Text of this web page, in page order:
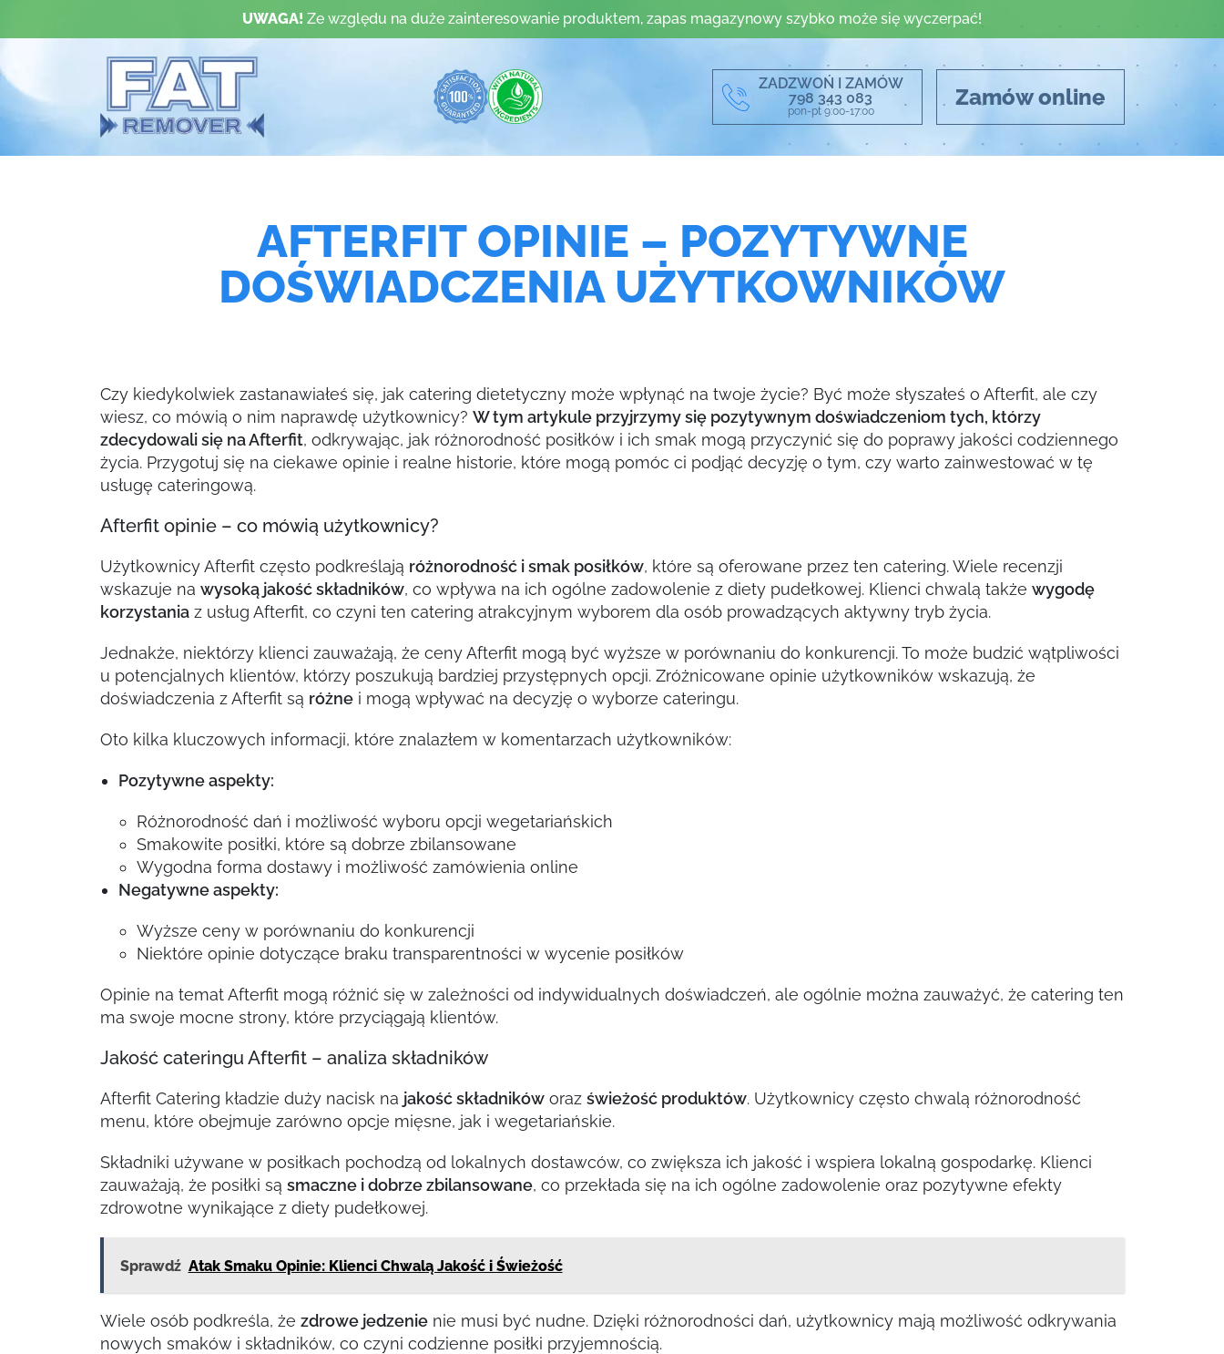
UWAGA! Ze względu na duże zainteresowanie produktem, zapas magazynowy szybko może się wyczerpać!
ZADZWOŃ I ZAMÓW
798 343 083
pon-pt 9:00-17:00
Zamów online
AFTERFIT OPINIE – POZYTYWNE
DOŚWIADCZENIA UŻYTKOWNIKÓW
Czy kiedykolwiek zastanawiałeś się, jak catering dietetyczny może wpłynąć na twoje życie? Być może słyszałeś o Afterfit, ale czy
wiesz, co mówią o nim naprawdę użytkownicy? W tym artykule przyjrzymy się pozytywnym doświadczeniom tych, którzy
zdecydowali się na Afterfit, odkrywając, jak różnorodność posiłków i ich smak mogą przyczynić się do poprawy jakości codziennego
życia. Przygotuj się na ciekawe opinie i realne historie, które mogą pomóc ci podjąć decyzję o tym, czy warto zainwestować w tę
usługę cateringową.
Afterfit opinie – co mówią użytkownicy?
Użytkownicy Afterfit często podkreślają różnorodność i smak posiłków, które są oferowane przez ten catering. Wiele recenzji
wskazuje na wysoką jakość składników, co wpływa na ich ogólne zadowolenie z diety pudełkowej. Klienci chwalą także wygodę
korzystaniaz usług Afterfit, co czyni ten catering atrakcyjnym wyborem dla osób prowadzących aktywny tryb życia.
Jednakże, niektórzy klienci zauważają, że ceny Afterfit mogą być wyższe w porównaniu do konkurencji. To może budzić wątpliwości
u potencjalnych klientów, którzy poszukują bardziej przystępnych opcji. Zróżnicowane opinie użytkowników wskazują, że
doświadczenia z Afterfit są różnei mogą wpływać na decyzję o wyborze cateringu.
Oto kilka kluczowych informacji, które znalazłem w komentarzach użytkowników:
Pozytywne aspekty:
Różnorodność dań i możliwość wyboru opcji wegetariańskich
Smakowite posiłki, które są dobrze zbilansowane
Wygodna forma dostawy i możliwość zamówienia online
Negatywne aspekty:
Wyższe ceny w porównaniu do konkurencji
Niektóre opinie dotyczące braku transparentności w wycenie posiłków
Opinie na temat Afterfit mogą różnić się w zależności od indywidualnych doświadczeń, ale ogólnie można zauważyć, że catering ten
ma swoje mocne strony, które przyciągają klientów.
Jakość cateringu Afterfit – analiza składników
Afterfit Catering kładzie duży nacisk na jakość składnikóworaz świeżość produktów. Użytkownicy często chwalą różnorodność
menu, które obejmuje zarówno opcje mięsne, jak i wegetariańskie.
Składniki używane w posiłkach pochodzą od lokalnych dostawców, co zwiększa ich jakość i wspiera lokalną gospodarkę. Klienci
zauważają, że posiłki są smaczne i dobrze zbilansowane, co przekłada się na ich ogólne zadowolenie oraz pozytywne efekty
zdrowotne wynikające z diety pudełkowej.
Sprawdź Atak Smaku Opinie: Klienci Chwalą Jakość i Świeżość
Wiele osób podkreśla, że zdrowe jedzenienie musi być nudne. Dzięki różnorodności dań, użytkownicy mają możliwość odkrywania
nowych smaków i składników, co czyni codzienne posiłki przyjemnością.